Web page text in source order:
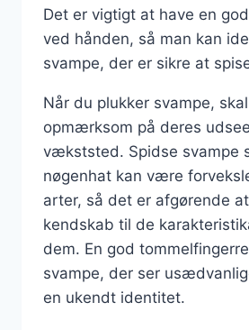
Det er vigtigt at have en
ved hånden, så man kan
svampe, der er sikre at
Når du plukker svampe,
opmærksom på deres
vækststed. Spidse svampe
nøgenhat kan være
arter, så det er afgørende
kendskab til de
dem. En god
svampe, der ser
en ukendt identitet.